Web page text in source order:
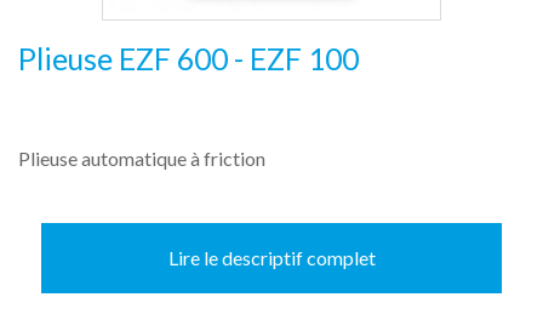
Plieuse EZF 600 - EZF 100
Plieuse automatique à friction
Lire le descriptif complet